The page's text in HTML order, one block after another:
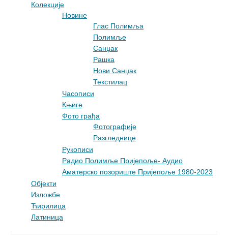
Колекције
Новине
Глас Полимља
Полимље
Санџак
Рашка
Нови Санџак
Текстилац
Часописи
Књиге
Фото грађа
Фотографије
Разгледнице
Рукописи
Радио Полимље Пријепоље- Аудио
Аматерско позориште Пријепоље 1980-2023
Објекти
Изложбе
Ћирилица
Латиница